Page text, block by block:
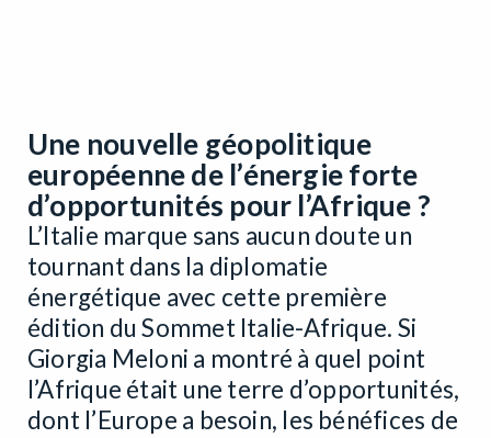
Une nouvelle géopolitique
européenne de l’énergie forte
d’opportunités pour l’Afrique ?
L’Italie marque sans aucun doute un
tournant dans la diplomatie
énergétique avec cette première
édition du Sommet Italie-Afrique. Si
Giorgia Meloni a montré à quel point
l’Afrique était une terre d’opportunités,
dont l’Europe a besoin, les bénéfices de